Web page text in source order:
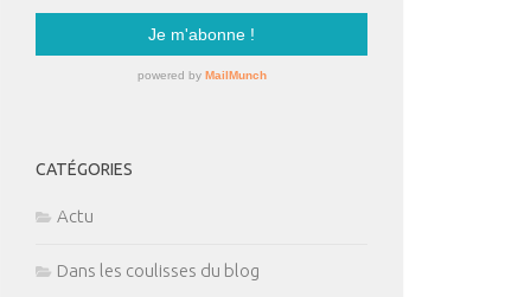
CATÉGORIES
Actu
Dans les coulisses du blog